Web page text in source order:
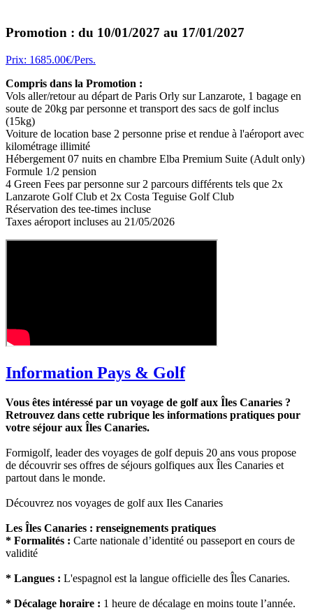
Promotion : du 10/01/2027 au 17/01/2027
Prix: 1685.00€/Pers.
Compris dans la Promotion :
Vols aller/retour au départ de Paris Orly sur Lanzarote, 1 bagage en
soute de 20kg par personne et transport des sacs de golf inclus
(15kg)
Voiture de location base 2 personne prise et rendue à l'aéroport avec
kilométrage illimité
Hébergement 07 nuits en chambre Elba Premium Suite (Adult only)
Formule 1/2 pension
4 Green Fees par personne sur 2 parcours différents tels que 2x
Lanzarote Golf Club et 2x Costa Teguise Golf Club
Réservation des tee-times incluse
Taxes aéroport incluses au 21/05/2026
Information Pays & Golf
Vous êtes intéressé par un voyage de golf aux Îles Canaries ?
Retrouvez dans cette rubrique les informations pratiques pour
votre séjour aux Îles Canaries.
Formigolf, leader des voyages de golf depuis 20 ans vous propose
de découvrir ses offres de séjours golfiques aux Îles Canaries et
partout dans le monde.
Découvrez nos voyages de golf aux Iles Canaries
Les Îles Canaries : renseignements pratiques
* Formalités : Carte nationale d’identité ou passeport en cours de
validité
* Langues : L'espagnol est la langue officielle des Îles Canaries.
* Décalage horaire : 1 heure de décalage en moins toute l’année.